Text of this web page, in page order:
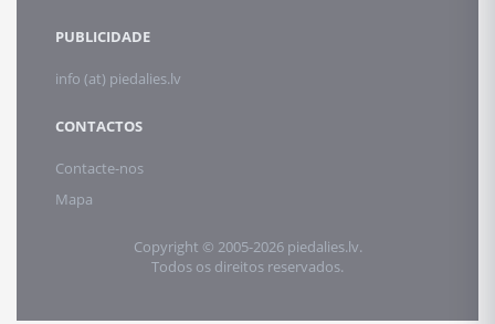
PUBLICIDADE
info (at) piedalies.lv
CONTACTOS
Contacte-nos
Mapa
Copyright © 2005-2026 piedalies.lv.
Todos os direitos reservados.